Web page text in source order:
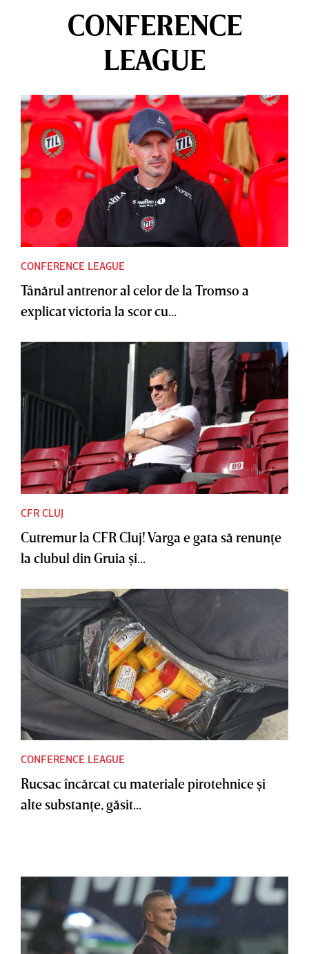
CONFERENCE
LEAGUE
CONFERENCE LEAGUE
Tânărul antrenor al celor de la Tromso a
explicat victoria la scor cu...
CFR CLUJ
Cutremur la CFR Cluj! Varga e gata să renunţe
la clubul din Gruia şi...
CONFERENCE LEAGUE
Rucsac încărcat cu materiale pirotehnice şi
alte substanţe, găsit...